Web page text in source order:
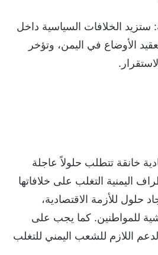
ستزيد الخلافات السياسية داخل
الأوضاع في اليمن، وتؤخر
خانقة تتطلب حلولاً عاجلة
اليمنية التغلب على خلافاتها
حلول للأزمة الاقتصادية،
للمواطنين. كما يجب على
اللازم للشعب اليمني للتغلب